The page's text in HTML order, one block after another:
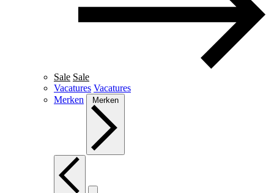
Sale Sale
Vacatures Vacatures
Merken
Merken